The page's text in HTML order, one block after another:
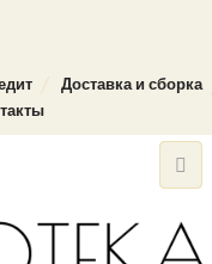
Доставка и сборка